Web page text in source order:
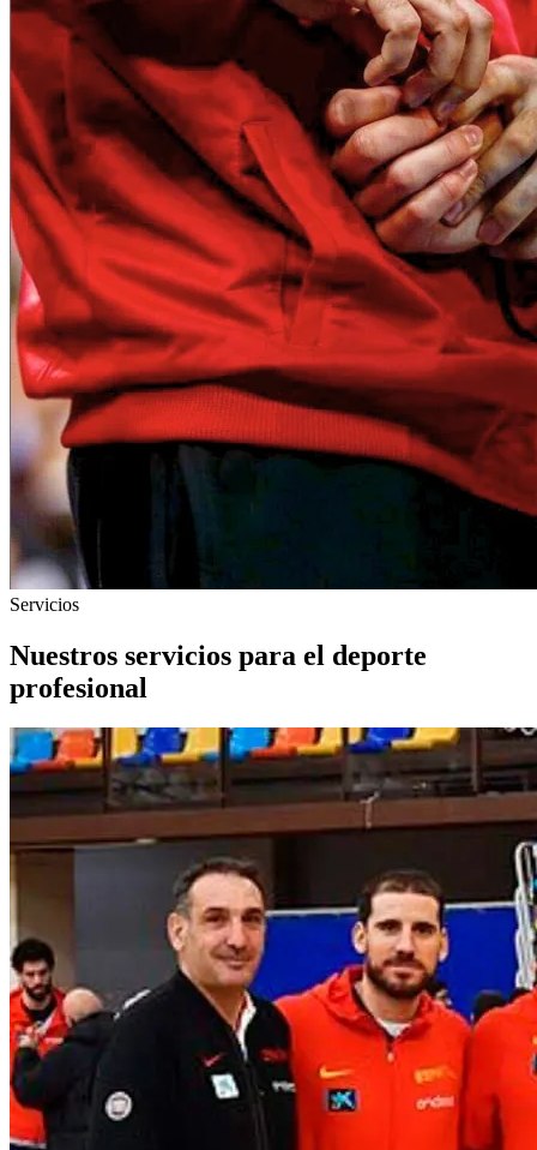
Servicios
Nuestros servicios para el deporte
profesional